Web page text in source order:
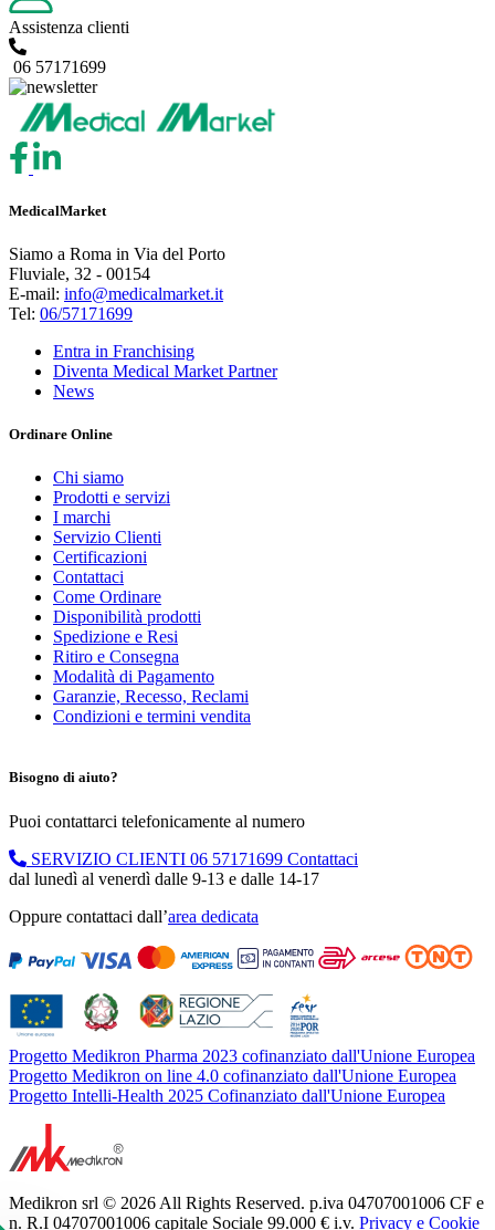
Assistenza clienti
06 57171699
MedicalMarket
Siamo a Roma in Via del Porto
Fluviale, 32 - 00154
E-mail: info@medicalmarket.it
Tel: 06/57171699
Entra in Franchising
Diventa Medical Market Partner
News
Ordinare Online
Chi siamo
Prodotti e servizi
I marchi
Servizio Clienti
Certificazioni
Contattaci
Come Ordinare
Disponibilità prodotti
Spedizione e Resi
Ritiro e Consegna
Modalità di Pagamento
Garanzie, Recesso, Reclami
Condizioni e termini vendita
Bisogno di aiuto?
Puoi contattarci telefonicamente al numero
SERVIZIO CLIENTI 06 57171699 Contattaci
dal lunedì al venerdì dalle 9-13 e dalle 14-17
Oppure contattaci dall’area dedicata
Progetto Medikron Pharma 2023 cofinanziato dall'Unione Europea
Progetto Medikron on line 4.0 cofinanziato dall'Unione Europea
Progetto Intelli-Health 2025 Cofinanziato dall'Unione Europea
Medikron srl © 2026 All Rights Reserved. p.iva 04707001006 CF e
n. R.I 04707001006 capitale Sociale 99.000 € i.v. Privacy e Cookie